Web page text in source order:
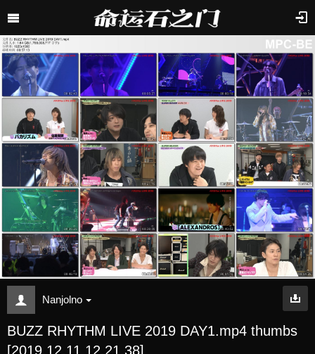
Nanjolno
BUZZ RHYTHM LIVE 2019 DAY1.mp4 thumbs
[2019.12.11 12.21.38]